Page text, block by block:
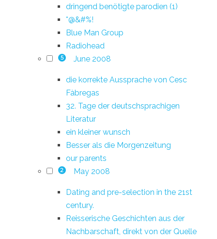
dringend benötigte parodien (1)
*@&#%!
Blue Man Group
Radiohead
5 June 2008
die korrekte Aussprache von Cesc
Fàbregas
32. Tage der deutschsprachigen
Literatur
ein kleiner wunsch
Besser als die Morgenzeitung
our parents
2 May 2008
Dating and pre-selection in the 21st
century.
Reisserische Geschichten aus der
Nachbarschaft, direkt von der Quelle